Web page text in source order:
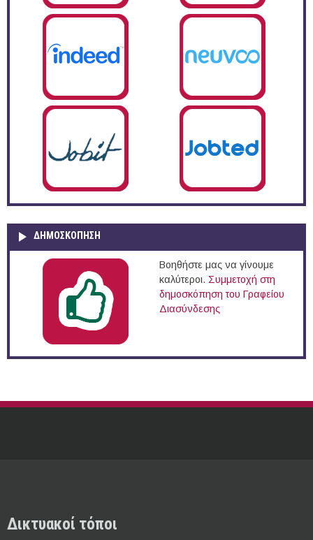
ΔΗΜΟΣΚΌΠΗΣΗ
Βοηθήστε μας να γίνουμε
καλύτεροι. Συμμετοχή στη
δημοσκόπηση του Γραφείου
Διασύνδεσης
Δικτυακοί τόποι